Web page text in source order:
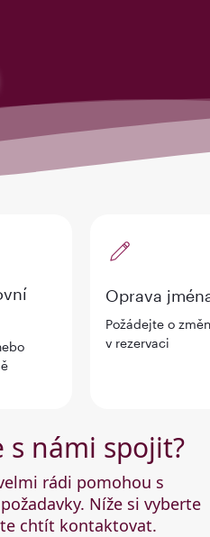
Oprava
Požádejte o
v rezervaci
s námi spojit?
rádi pomohou s
Níže si vyberte
chtít kontaktovat.